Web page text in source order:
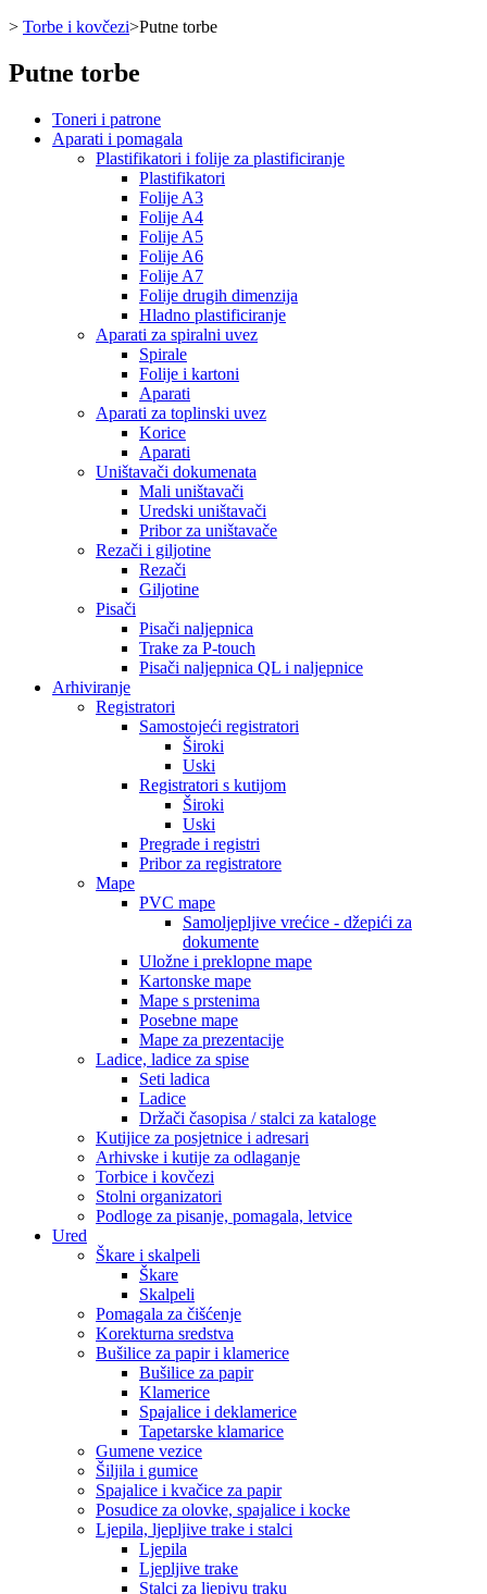
> Torbe i kovčezi>Putne torbe
Putne torbe
Toneri i patrone
Aparati i pomagala
Plastifikatori i folije za plastificiranje
Plastifikatori
Folije A3
Folije A4
Folije A5
Folije A6
Folije A7
Folije drugih dimenzija
Hladno plastificiranje
Aparati za spiralni uvez
Spirale
Folije i kartoni
Aparati
Aparati za toplinski uvez
Korice
Aparati
Uništavači dokumenata
Mali uništavači
Uredski uništavači
Pribor za uništavače
Rezači i giljotine
Rezači
Giljotine
Pisači
Pisači naljepnica
Trake za P-touch
Pisači naljepnica QL i naljepnice
Arhiviranje
Registratori
Samostojeći registratori
Široki
Uski
Registratori s kutijom
Široki
Uski
Pregrade i registri
Pribor za registratore
Mape
PVC mape
Samoljepljive vrećice - džepići za
dokumente
Uložne i preklopne mape
Kartonske mape
Mape s prstenima
Posebne mape
Mape za prezentacije
Ladice, ladice za spise
Seti ladica
Ladice
Držači časopisa / stalci za kataloge
Kutijice za posjetnice i adresari
Arhivske i kutije za odlaganje
Torbice i kovčezi
Stolni organizatori
Podloge za pisanje, pomagala, letvice
Ured
Škare i skalpeli
Škare
Skalpeli
Pomagala za čišćenje
Korekturna sredstva
Bušilice za papir i klamerice
Bušilice za papir
Klamerice
Spajalice i deklamerice
Tapetarske klamarice
Gumene vezice
Šiljila i gumice
Spajalice i kvačice za papir
Posudice za olovke, spajalice i kocke
Ljepila, ljepljive trake i stalci
Ljepila
Ljepljive trake
Stalci za ljepivu traku